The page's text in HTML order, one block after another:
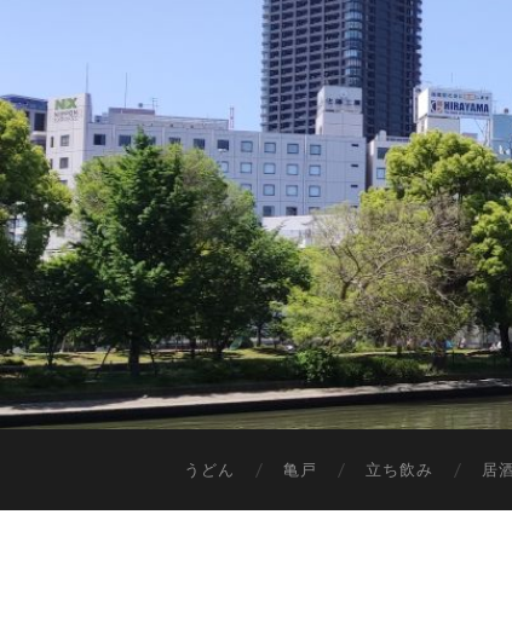
うどん 亀戸 立ち飲み 居